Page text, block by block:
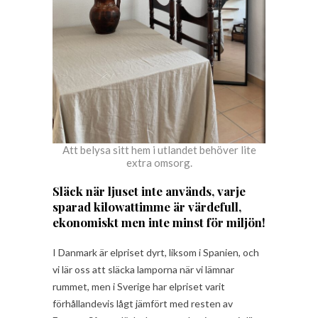
Att belysa sitt hem i utlandet behöver lite
extra omsorg.
Släck när ljuset inte används, varje
sparad kilowattimme är värdefull,
ekonomiskt men inte minst för miljön!
I Danmark är elpriset dyrt, liksom i Spanien, och
vi lär oss att släcka lamporna när vi lämnar
rummet, men i Sverige har elpriset varit
förhållandevis lågt jämfört med resten av